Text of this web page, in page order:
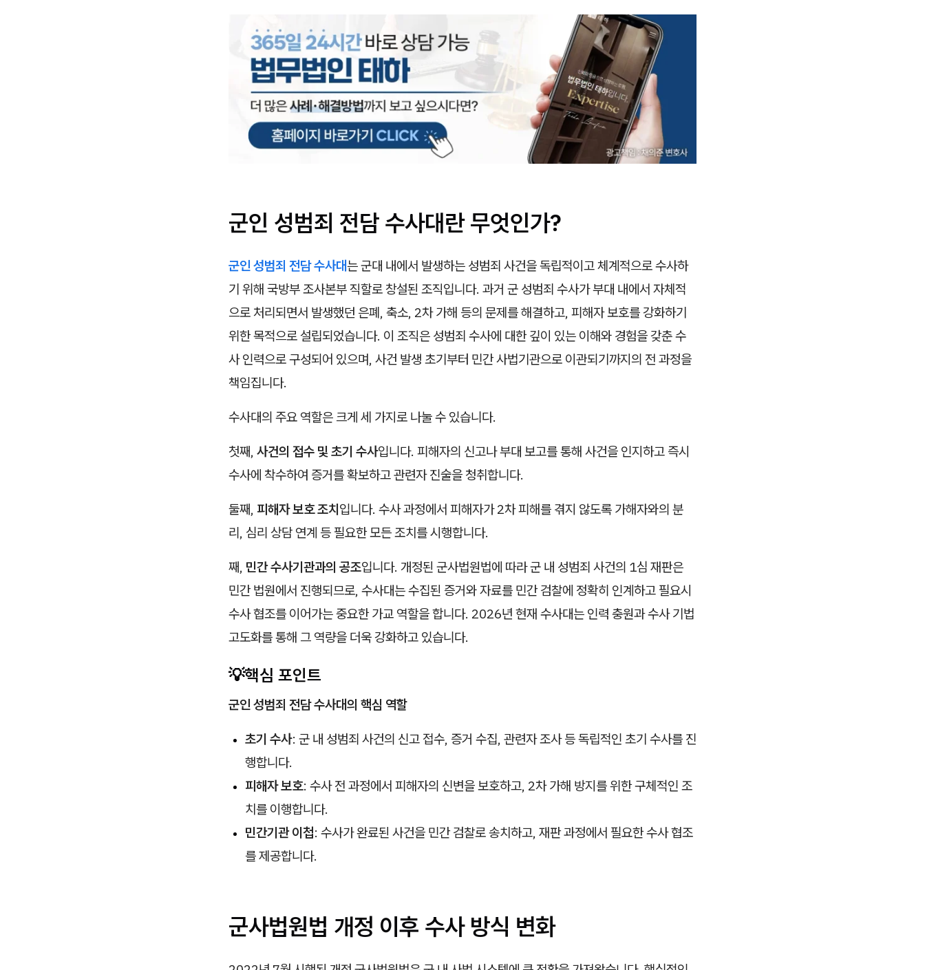
군인 성범죄 전담 수사대란 무엇인가?
군인 성범죄 전담 수사대는 군대 내에서 발생하는 성범죄 사건을 독립적이고 체계적으로 수사하
기 위해 국방부 조사본부 직할로 창설된 조직입니다. 과거 군 성범죄 수사가 부대 내에서 자체적
으로 처리되면서 발생했던 은폐, 축소, 2차 가해 등의 문제를 해결하고, 피해자 보호를 강화하기
위한 목적으로 설립되었습니다. 이 조직은 성범죄 수사에 대한 깊이 있는 이해와 경험을 갖춘 수
사 인력으로 구성되어 있으며, 사건 발생 초기부터 민간 사법기관으로 이관되기까지의 전 과정을
책임집니다.
수사대의 주요 역할은 크게 세 가지로 나눌 수 있습니다.
첫째, 사건의 접수 및 초기 수사입니다. 피해자의 신고나 부대 보고를 통해 사건을 인지하고 즉시
수사에 착수하여 증거를 확보하고 관련자 진술을 청취합니다.
둘째, 피해자 보호 조치입니다. 수사 과정에서 피해자가 2차 피해를 겪지 않도록 가해자와의 분
리, 심리 상담 연계 등 필요한 모든 조치를 시행합니다.
째, 민간 수사기관과의 공조입니다. 개정된 군사법원법에 따라 군 내 성범죄 사건의 1심 재판은
민간 법원에서 진행되므로, 수사대는 수집된 증거와 자료를 민간 검찰에 정확히 인계하고 필요시
수사 협조를 이어가는 중요한 가교 역할을 합니다. 2026년 현재 수사대는 인력 충원과 수사 기법
고도화를 통해 그 역량을 더욱 강화하고 있습니다.
💡핵심 포인트
군인 성범죄 전담 수사대의 핵심 역할
초기 수사: 군 내 성범죄 사건의 신고 접수, 증거 수집, 관련자 조사 등 독립적인 초기 수사를 진
행합니다.
피해자 보호: 수사 전 과정에서 피해자의 신변을 보호하고, 2차 가해 방지를 위한 구체적인 조
치를 이행합니다.
민간기관 이첩: 수사가 완료된 사건을 민간 검찰로 송치하고, 재판 과정에서 필요한 수사 협조
를 제공합니다.
군사법원법 개정 이후 수사 방식 변화